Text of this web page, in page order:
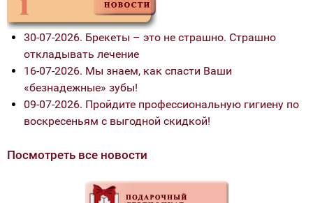
30-07-2026. Брекеты – это не страшно. Страшно
откладывать лечение
16-07-2026. Мы знаем, как спасти Ваши
«безнадежные» зубы!
09-07-2026. Пройдите профессиональную гигиену по
воскресеньям с выгодной скидкой!
Посмотреть все новости